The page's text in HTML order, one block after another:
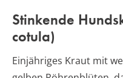
Stinkende
cotula)
Einjähriges Kraut mit